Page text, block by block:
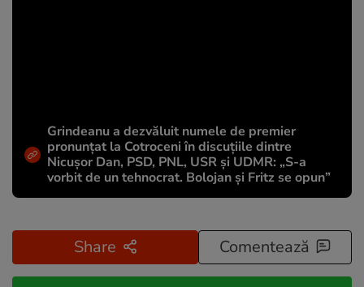
Grindeanu a dezvăluit numele de premier
pronunțat la Cotroceni în discuțiile dintre
Nicușor Dan, PSD, PNL, USR și UDMR: „S-a
vorbit de un tehnocrat. Bolojan și Fritz se opun”
Share Comentează